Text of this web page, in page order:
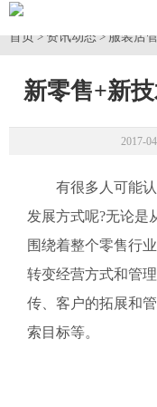
首页>资讯动态>服装店
新零售+新
2017-
有很多人可能认
发展方式呢?无论是
围绕着整个零售行
转变经营方式和管
传、客户的拓展和
索目标等。